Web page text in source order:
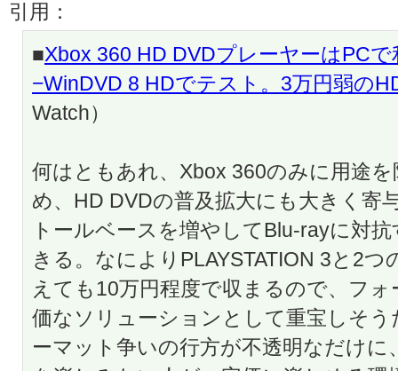
引用：
■Xbox 360 HD DVDプレーヤーはPC
−WinDVD 8 HDでテスト。3万円弱の
Watch）
何はともあれ、Xbox 360のみに用途
め、HD DVDの普及拡大にも大きく寄
トールベースを増やしてBlu-rayに対
きる。なによりPLAYSTATION 3と2
えても10万円程度で収まるので、フ
価なソリューションとして重宝しそ
ーマット争いの行方が不透明なだけ